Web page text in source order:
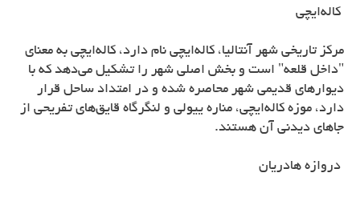
کاله‌ایچی
مرکز تاریخی شهر آنتالیا، کاله‌ایچی نام دارد، کاله‌ایچی به معنای
"داخل قلعه" است و بخش اصلی شهر را تشکیل می‌دهد که با
دیوارهای قدیمی شهر محاصره شده و در امتداد ساحل قرار
دارد، موزه کاله‌ایچی، مناره ییولی و لنگرگاه قایق‌های تفریحی از
جاهای دیدنی آن هستند.
دروازه هادریان